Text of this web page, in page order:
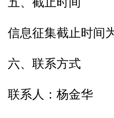
信息征集截止时间
六、联系方式
联系人：杨金华